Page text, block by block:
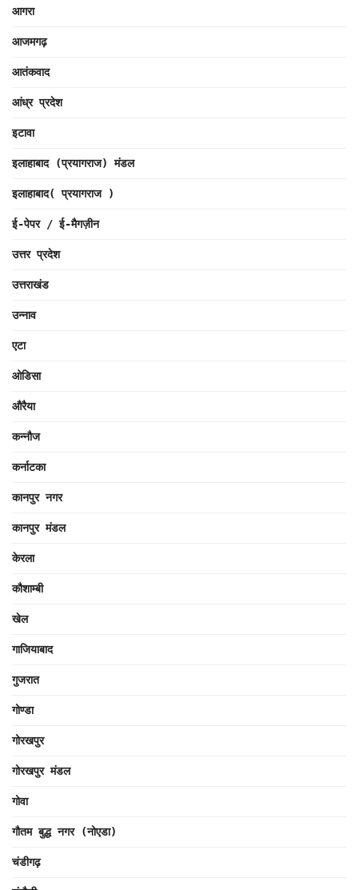
आगरा
आजमगढ़
आतंकवाद
आंध्र प्रदेश
इटावा
इलाहाबाद (प्रयागराज) मंडल
इलाहाबाद( प्रयागराज )
ई-पेपर / ई-मैगज़ीन
उत्तर प्रदेश
उत्तराखंड
उन्नाव
एटा
ओडिसा
औरैया
कन्नौज
कर्नाटका
कानपुर नगर
कानपुर मंडल
केरला
कौशाम्बी
खेल
गाजियाबाद
गुजरात
गोण्डा
गोरखपुर
गोरखपुर मंडल
गोवा
गौतम बुद्ध नगर (नोएडा)
चंडीगढ़